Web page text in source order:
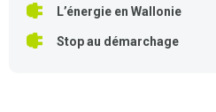
L’énergie en Wallonie
Stop au démarchage